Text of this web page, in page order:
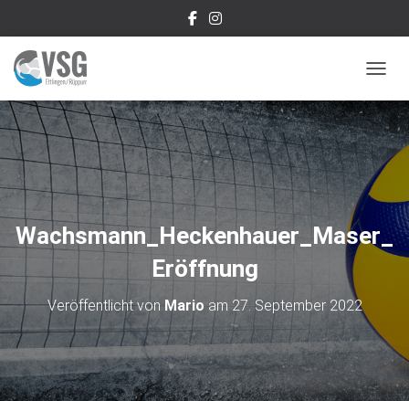
Wachsmann_Heckenhauer_Maser_
Eröffnung
Veröffentlicht von Mario am 27. September 2022